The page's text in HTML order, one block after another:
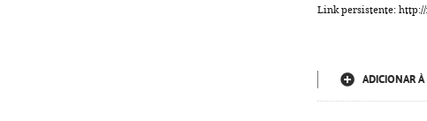
Link persistente:
ADICIONAR À